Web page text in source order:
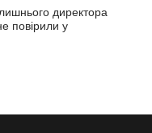
директора
повірили у